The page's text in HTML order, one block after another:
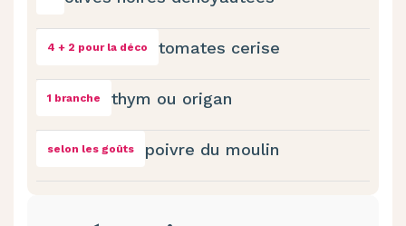
4 + 2 pour la déco tomates cerise
1 branche thym ou origan
selon les goûts poivre du moulin